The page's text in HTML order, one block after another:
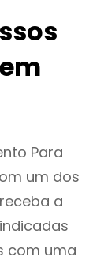
Para
um dos
a
com uma